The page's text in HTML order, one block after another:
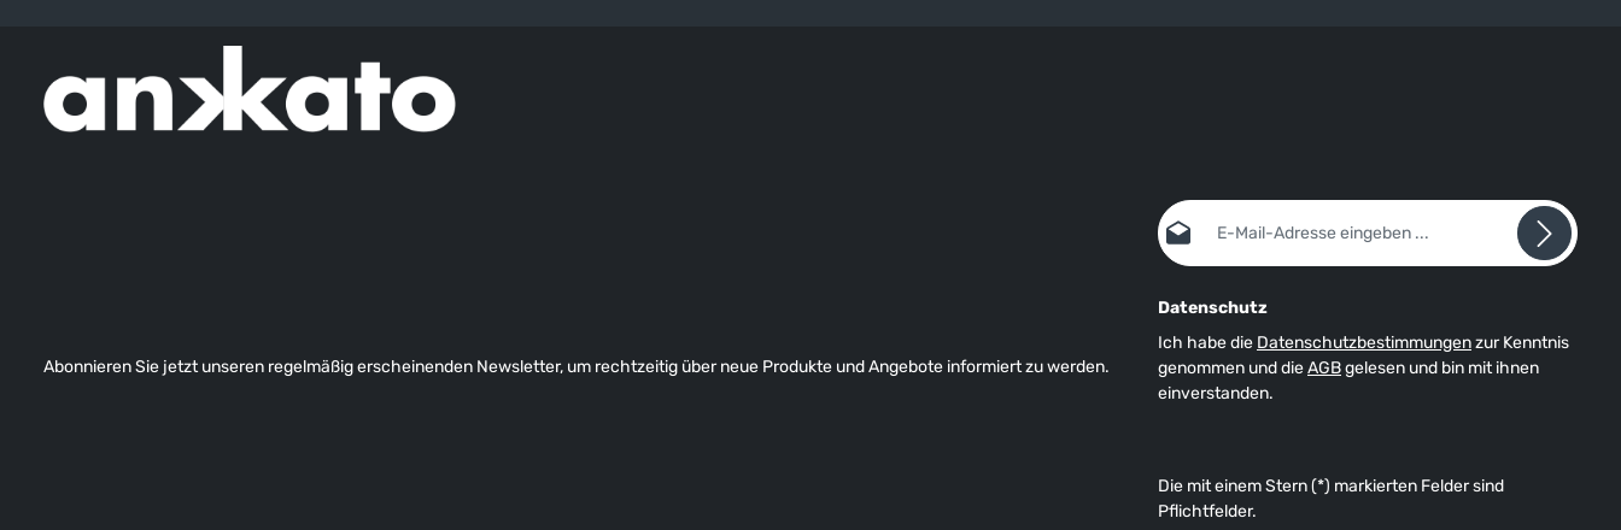
Abonnieren Sie jetzt unseren regelmäßig erscheinenden Newsletter, um rechtzeitig über neue Produkte und Angebote informiert zu werden.
E-Mail-Adresse*
Datenschutz
Ich habe die Datenschutzbestimmungenzur Kenntnis
genommen und dieAGBgelesen und bin mit ihnen
einverstanden.
Die mit einem Stern (*) markierten Felder sind
Pflichtfelder.